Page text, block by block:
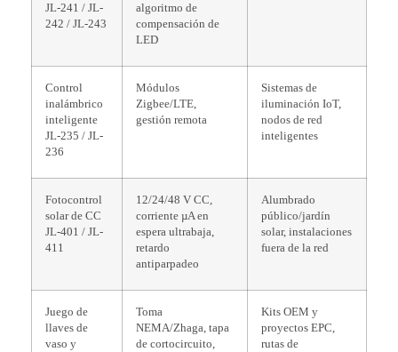
JL-241 / JL-
242 / JL-243
algoritmo de
compensación de
LED
Control
inalámbrico
inteligente
JL-235 / JL-
236
Módulos
Zigbee/LTE,
gestión remota
Sistemas de
iluminación IoT,
nodos de red
inteligentes
Fotocontrol
solar de CC
JL-401 / JL-
411
12/24/48 V CC,
corriente µA en
espera ultrabaja,
retardo
antiparpadeo
Alumbrado
público/jardín
solar, instalaciones
fuera de la red
Juego de
llaves de
vaso y
Toma
NEMA/Zhaga, tapa
de cortocircuito,
Kits OEM y
proyectos EPC,
rutas de